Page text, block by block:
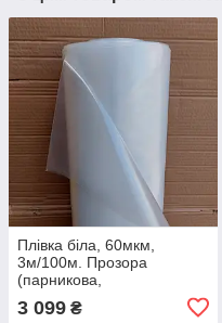
Плівка біла, 60мкм,
3м/100м. Прозора
(парникова,
3 099 ₴